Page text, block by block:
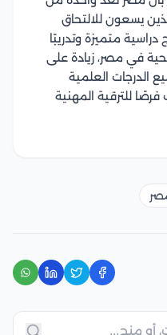
يسعون للالتحاق
متميزة وتدريبًا
في مصر، زيادة على
الدرجات العلمية
فرصًا للترقية المهنية